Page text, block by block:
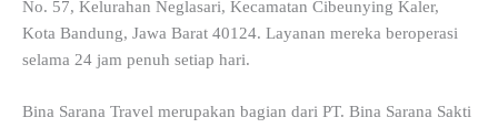
No. 57, Kelurahan Neglasari, Kecamatan Cibeunying Kaler,
Kota Bandung, Jawa Barat 40124. Layanan mereka beroperasi
selama 24 jam penuh setiap hari.
Bina Sarana Travel merupakan bagian dari PT. Bina Sarana Sakti